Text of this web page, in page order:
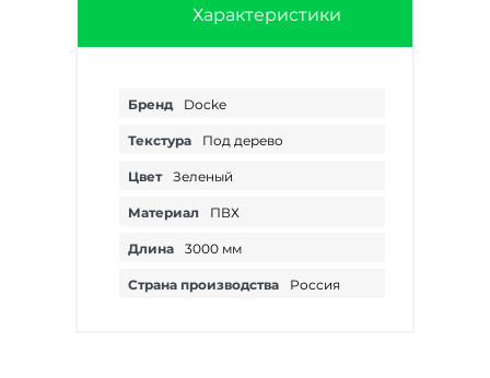
Характеристики
Бренд Docke
Текстура Под дерево
Цвет Зеленый
Материал ПВХ
Длина 3000 мм
Страна производства Россия